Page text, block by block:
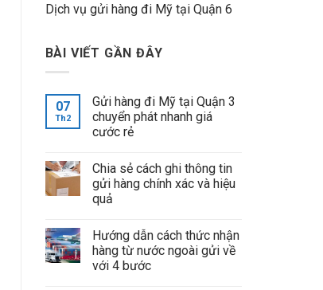
Dịch vụ gửi hàng đi Mỹ tại Quận 6
BÀI VIẾT GẦN ĐÂY
07
Th2
Gửi hàng đi Mỹ tại Quận 3
chuyển phát nhanh giá
cước rẻ
Chia sẻ cách ghi thông tin
gửi hàng chính xác và hiệu
quả
Hướng dẫn cách thức nhận
hàng từ nước ngoài gửi về
với 4 bước